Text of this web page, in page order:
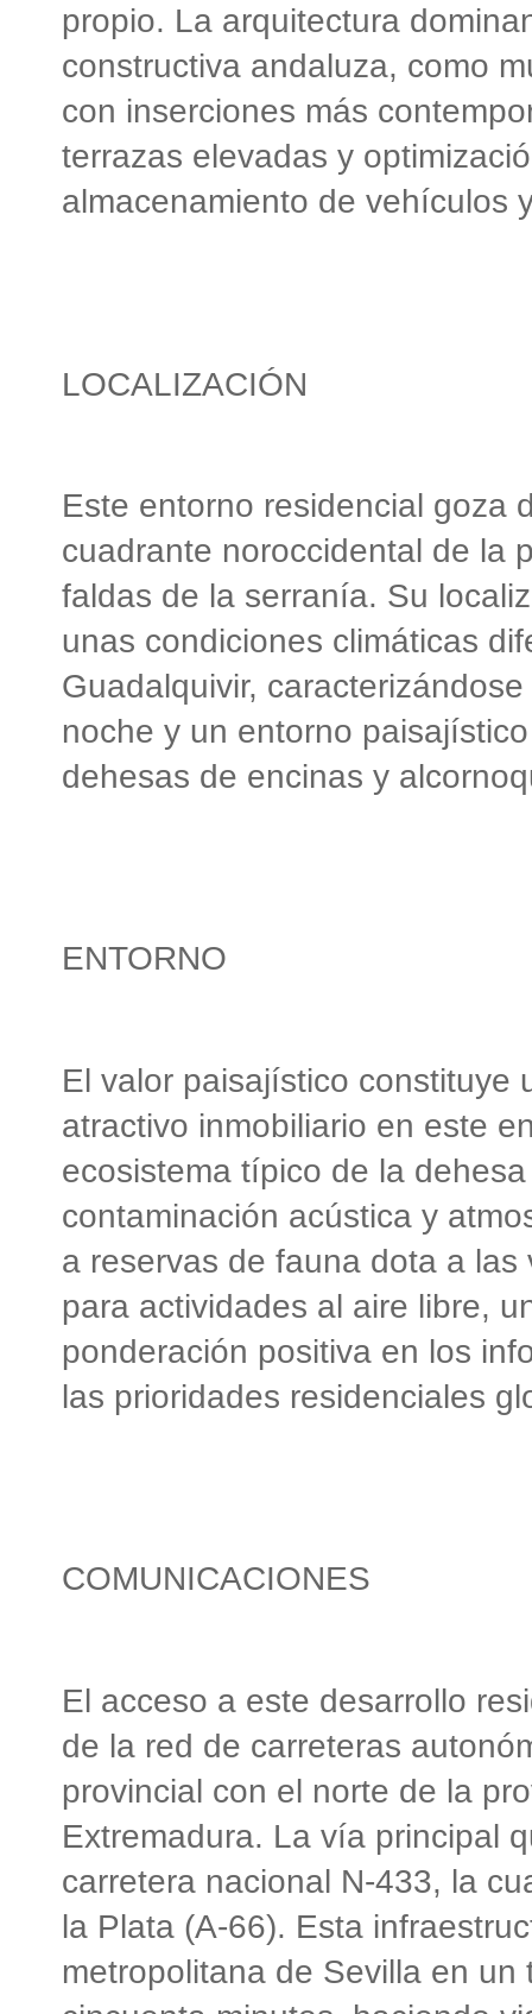
propio. La arquitectura
constructiva andaluza, como
con inserciones más
terrazas elevadas y
almacenamiento de vehículos
LOCALIZACIÓN
Este entorno residencial goza
cuadrante noroccidental de la
faldas de la serranía. Su
unas condiciones climáticas
Guadalquivir,
noche y un entorno
dehesas de encinas y
ENTORNO
El valor paisajístico constituye
atractivo inmobiliario en este
ecosistema típico de la
contaminación acústica y
a reservas de fauna dota a
para actividades al aire libre,
ponderación positiva en los
las prioridades residenciales
COMUNICACIONES
El acceso a este desarrollo
de la red de carreteras
provincial con el norte de la
Extremadura. La vía principal
carretera nacional N-433, la
la Plata (A-66). Esta
metropolitana de Sevilla en